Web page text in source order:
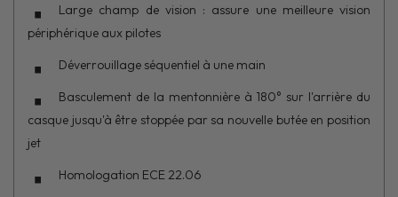
Large champ de vision : assure une meilleure vision
périphérique aux pilotes
Déverrouillage séquentiel à une main
Basculement de la mentonnière à 180° sur l'arrière du
casque jusqu'à être stoppée par sa nouvelle butée en position
jet
Homologation ECE 22.06